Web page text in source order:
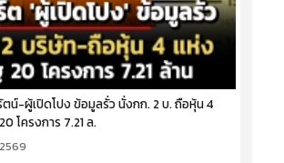
น์-ผู้เปิดโปง ข้อมูลรั่ว นั่งกก. 2 บ. ถือหุ้น 4
โครงการ 7.21 ล.